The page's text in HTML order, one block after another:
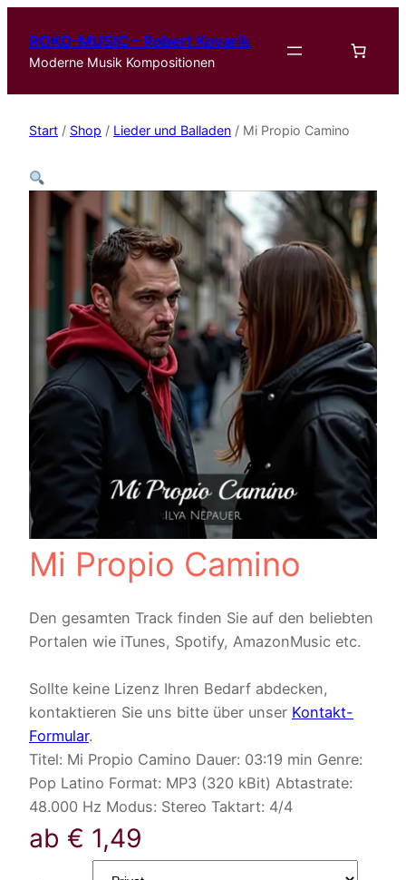
ROKO-MUSIC – Robert Kovarik
Moderne Musik Kompositionen
Start / Shop / Lieder und Balladen / Mi Propio Camino
Mi Propio Camino
Den gesamten Track finden Sie auf den beliebten
Portalen wie iTunes, Spotify, AmazonMusic etc.
Sollte keine Lizenz Ihren Bedarf abdecken,
kontaktieren Sie uns bitte über unser Kontakt-
Formular.
Titel: Mi Propio Camino Dauer: 03:19 min Genre:
Pop Latino Format: MP3 (320 kBit) Abtastrate:
48.000 Hz Modus: Stereo Taktart: 4/4
ab € 1,49